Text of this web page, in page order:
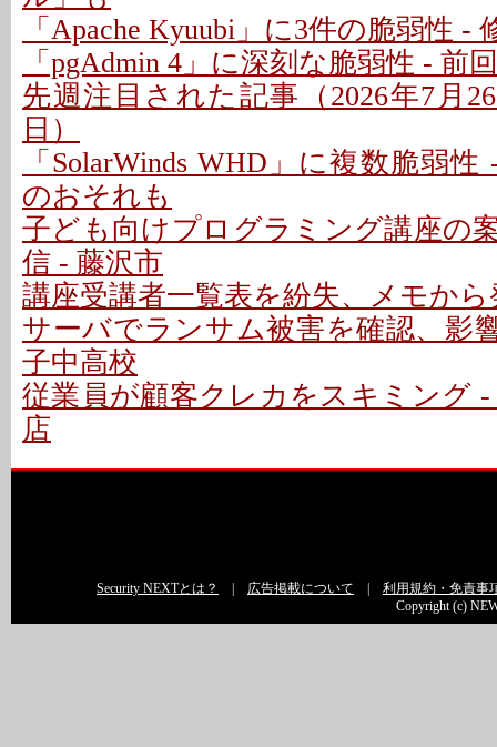
「Apache Kyuubi」に3件の脆弱性 -
「pgAdmin 4」に深刻な脆弱性 - 前
先週注目された記事（2026年7月
日）
「SolarWinds WHD」に複数脆弱
のおそれも
子ども向けプログラミング講座の
信 - 藤沢市
講座受講者一覧表を紛失、メモか
サーバでランサム被害を確認、影
子中高校
従業員が顧客クレカをスキミング
店
Security NEXTとは？ 広告掲載について
利用規約・免責事
Copyright (c)